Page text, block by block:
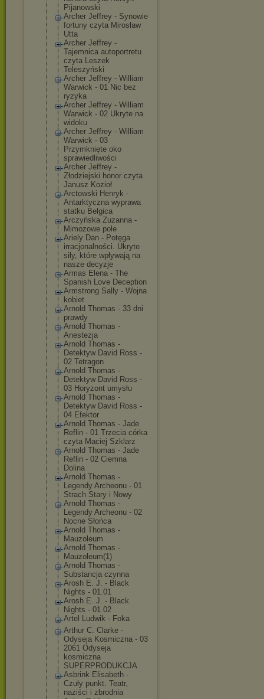
Pijanowski
Archer Jeffrey - Synowie
fortuny czyta Mirosław
Utta
Archer Jeffrey -
Tajemnica autoportretu
czyta Leszek
Teleszyński
Archer Jeffrey - William
Warwick - 01 Nic bez
ryzyka
Archer Jeffrey - William
Warwick - 02 Ukryte na
widoku
Archer Jeffrey - William
Warwick - 03
Przymknięte oko
sprawiedliwości
Archer Jeffrey -
Złodziejski honor czyta
Janusz Kozioł
Arctowski Henryk -
Antarktyczna wyprawa
statku Belgica
Arczyńska Zuzanna -
Mimozowe pole
Ariely Dan - Potęga
irracjonalności. Ukryte
siły, które wpływają na
nasze decyzje
Armas Elena - The
Spanish Love Deception
Armstrong Sally - Wojna
kobiet
Arnold Thomas - 33 dni
prawdy
Arnold Thomas -
Anestezja
Arnold Thomas -
Detektyw David Ross -
02 Tetragon
Arnold Thomas -
Detektyw David Ross -
03 Horyzont umysłu
Arnold Thomas -
Detektyw David Ross -
04 Efektor
Arnold Thomas - Jade
Reflin - 01 Trzecia córka
czyta Maciej Szklarz
Arnold Thomas - Jade
Reflin - 02 Ciemna
Dolina
Arnold Thomas -
Legendy Archeonu - 01
Strach Stary i Nowy
Arnold Thomas -
Legendy Archeonu - 02
Nocne Słońca
Arnold Thomas -
Mauzoleum
Arnold Thomas -
Mauzoleum(1)
Arnold Thomas -
Substancja czynna
Arosh E. J. - Black
Nights - 01.01
Arosh E. J. - Black
Nights - 01.02
Artel Ludwik - Foka
Arthur C. Clarke -
Odyseja Kosmiczna - 03
2061 Odyseja
kosmiczna
SUPERPRODUKCJA
Asbrink Elisabeth -
Czuły punkt. Teatr,
naziści i zbrodnia